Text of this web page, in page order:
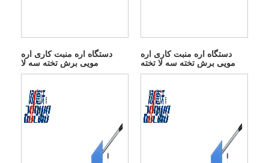
دستگاه اره منبت کاری اره
مویی برش تخته سه لا
دستگاه اره منبت کاری اره
مویی برش تخته سه لا تخته
قالب تخت